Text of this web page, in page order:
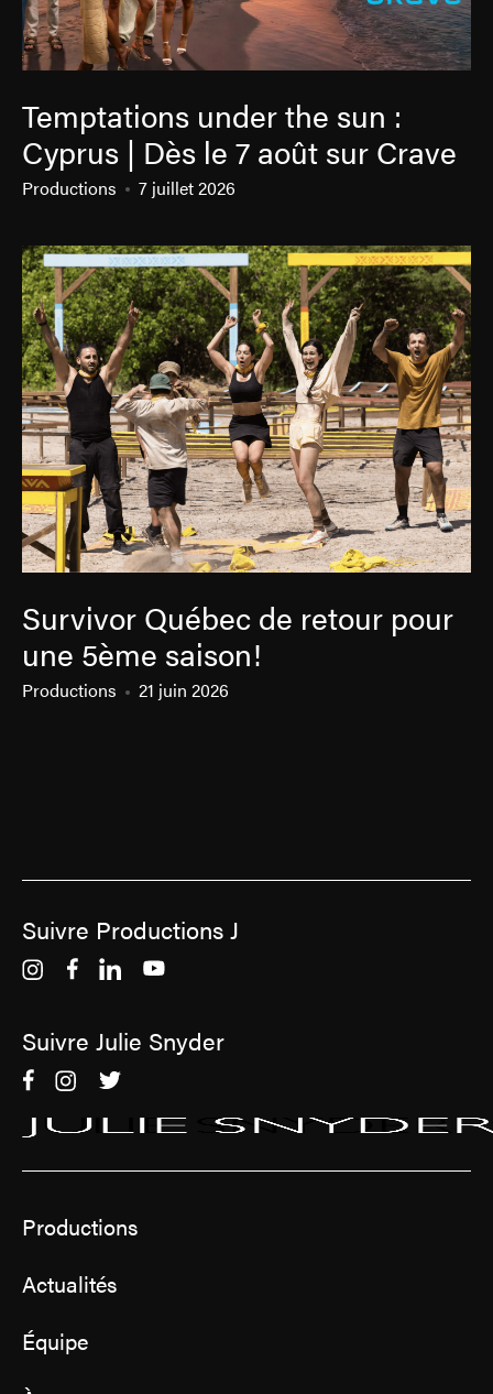
Temptations under the sun :
Cyprus | Dès le 7 août sur Crave
Productions 7 juillet 2026
Survivor Québec de retour pour
une 5ème saison!
Productions 21 juin 2026
Suivre Productions J
Suivre Julie Snyder
Productions
Actualités
Équipe